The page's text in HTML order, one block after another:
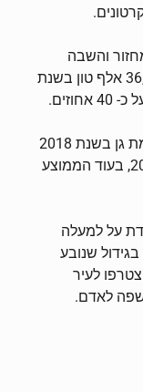
והשבה
בכמות של 41,679 אלף טון לעומת 36,344 אלף טון בשנת
כמות הפסולת המיוצרת לנפש ליום ברמת גן בשנת 2018
עומדת על 1.61, לעומת 1.71 בשנת 2017, בעוד הממוצע
על למעלה
ב-2017. מדובר בגידול שנובע
שהצטרפו לעיר
לאדם.